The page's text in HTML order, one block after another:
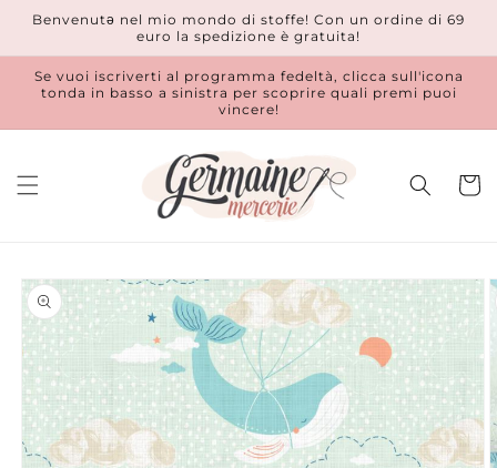
direttamente
Benvenutǝ nel mio mondo di stoffe! Con un ordine di 69
euro la spedizione è gratuita!
Se vuoi iscriverti al programma fedeltà, clicca sull'icona
tonda in basso a sinistra per scoprire quali premi puoi
vincere!
Passa alle
informazioni
sul prodotto